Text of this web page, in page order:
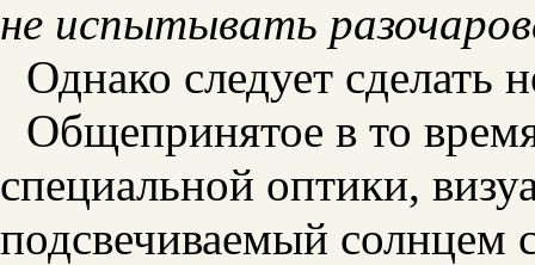
не испытывать
Однако следует сделать
Общепринятое в то
специальной оптики,
подсвечиваемый